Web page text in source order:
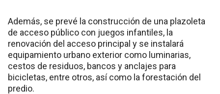
Además, se prevé la construcción de una plazoleta
de acceso público con juegos infantiles, la
renovación del acceso principal y se instalará
equipamiento urbano exterior como luminarias,
cestos de residuos, bancos y anclajes para
bicicletas, entre otros, así como la forestación del
predio.